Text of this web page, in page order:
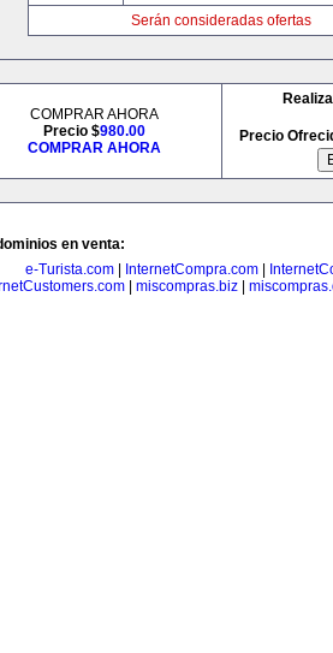
Serán consideradas ofertas
COMPRAR AHORA
Precio $980.00
COMPRAR AHORA
Precio
en venta:
e-Turista.com
InternetCompra.com
| miscompras.biz|